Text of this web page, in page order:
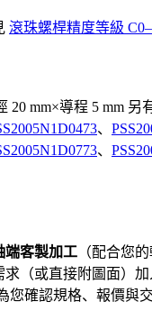
滾珠螺桿精度等級
20 mm×導程 5 mm 另
、
、
端客製加工 （配合您
求（或直接附圖面）
您確認規格、報價與交